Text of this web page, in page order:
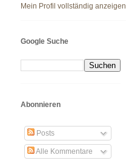
Mein Profil vollständig anzeigen
Google Suche
Abonnieren
Posts
Alle Kommentare